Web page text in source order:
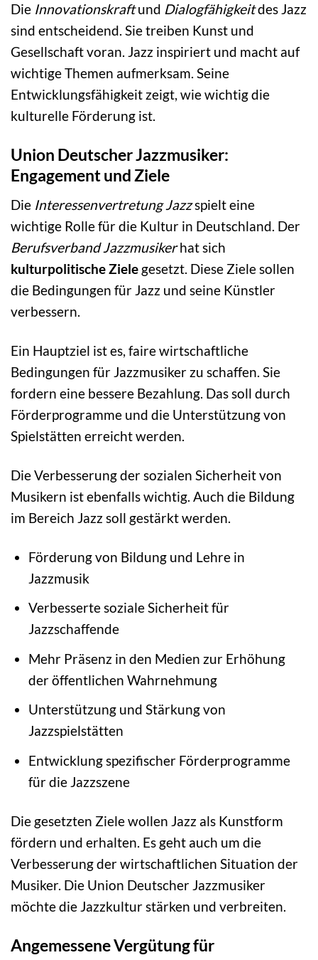
Die Innovationskraftund Dialogfähigkeitdes Jazz
sind entscheidend. Sie treiben Kunst und
Gesellschaft voran. Jazz inspiriert und macht auf
wichtige Themen aufmerksam. Seine
Entwicklungsfähigkeit zeigt, wie wichtig die
kulturelle Förderung ist.
Union Deutscher Jazzmusiker:
Engagement und Ziele
Die Interessenvertretung Jazzspielt eine
wichtige Rolle für die Kultur in Deutschland. Der
Berufsverband Jazzmusikerhat sich
kulturpolitische Ziele gesetzt. Diese Ziele sollen
die Bedingungen für Jazz und seine Künstler
verbessern.
Ein Hauptziel ist es, faire wirtschaftliche
Bedingungen für Jazzmusiker zu schaffen. Sie
fordern eine bessere Bezahlung. Das soll durch
Förderprogramme und die Unterstützung von
Spielstätten erreicht werden.
Die Verbesserung der sozialen Sicherheit von
Musikern ist ebenfalls wichtig. Auch die Bildung
im Bereich Jazz soll gestärkt werden.
Förderung von Bildung und Lehre in
Jazzmusik
Verbesserte soziale Sicherheit für
Jazzschaffende
Mehr Präsenz in den Medien zur Erhöhung
der öffentlichen Wahrnehmung
Unterstützung und Stärkung von
Jazzspielstätten
Entwicklung spezifischer Förderprogramme
für die Jazzszene
Die gesetzten Ziele wollen Jazz als Kunstform
fördern und erhalten. Es geht auch um die
Verbesserung der wirtschaftlichen Situation der
Musiker. Die Union Deutscher Jazzmusiker
möchte die Jazzkultur stärken und verbreiten.
Angemessene Vergütung für